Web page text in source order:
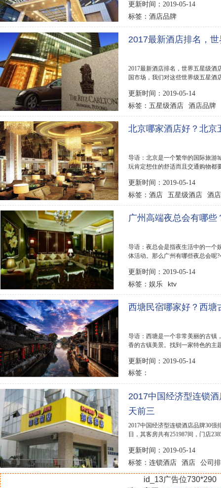
更新时间：2019-05-14
标签： 酒店品牌
2017最新酒店排名，
2017最新酒店排名，世界五星级酒
国市场，我们对这些世界级五星酒
更新时间：2019-05-14
标签： 五星级酒店 酒店品牌
北京哪家酒店好？北京
导语：北京是一个繁华的国际旅游
玩肯定想住的舒适而且交通购物都
更新时间：2019-05-14
标签： 酒店 五星级酒店 酒
广州高端夜总会有哪
导语：夜总会是指夜生活中的一个
体活动。那么广州有哪些夜总会呢
更新时间：2019-05-14
标签： 娱乐 ktv
西塘民宿哪家好？西塘
导语：西塘是一个非常美丽的古镇
香的古镇美景。找到一家特色的主
更新时间：2019-05-14
标签：
2017中国经济型连锁
天前三
2017中国经济型连锁酒店品牌30强
日，其客房共有251987间，门店
更新时间：2019-05-14
标签： 连锁酒店 酒店 公司
id_13广告位730*290